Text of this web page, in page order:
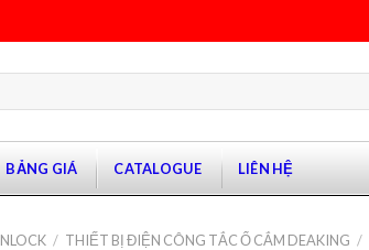
BẢNG GIÁ CATALOGUE LIÊN HỆ
/ THIẾT BỊ ĐIỆN CÔNG TẮC Ổ CẮM DEAKING /